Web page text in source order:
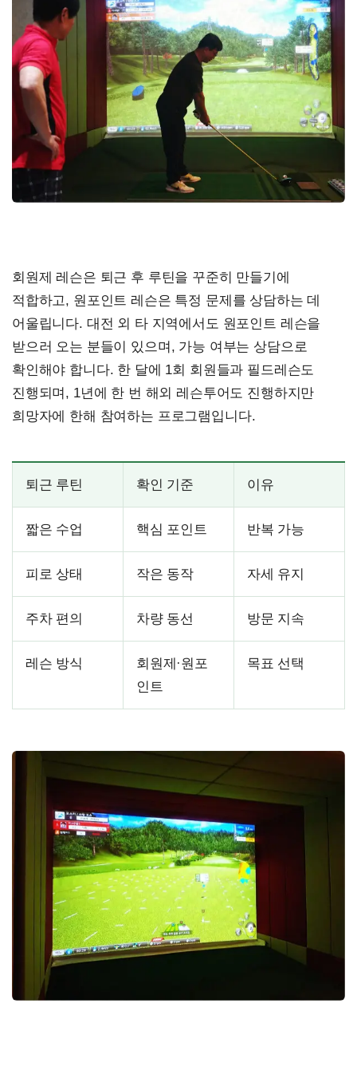
회원제 레슨은 퇴근 후 루틴을 꾸준히 만들기에
적합하고, 원포인트 레슨은 특정 문제를 상담하는 데
어울립니다. 대전 외 타 지역에서도 원포인트 레슨을
받으러 오는 분들이 있으며, 가능 여부는 상담으로
확인해야 합니다. 한 달에 1회 회원들과 필드레슨도
진행되며, 1년에 한 번 해외 레슨투어도 진행하지만
희망자에 한해 참여하는 프로그램입니다.
퇴근 루틴 확인 기준 이유
짧은 수업 핵심 포인트 반복 가능
피로 상태 작은 동작 자세 유지
주차 편의 차량 동선 방문 지속
레슨 방식
회원제·원포
인트
목표 선택